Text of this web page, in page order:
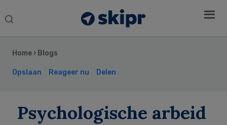
Search
Home › Blogs
Opslaan Reageer nu Delen
Psychologische arbeid
Sidebar